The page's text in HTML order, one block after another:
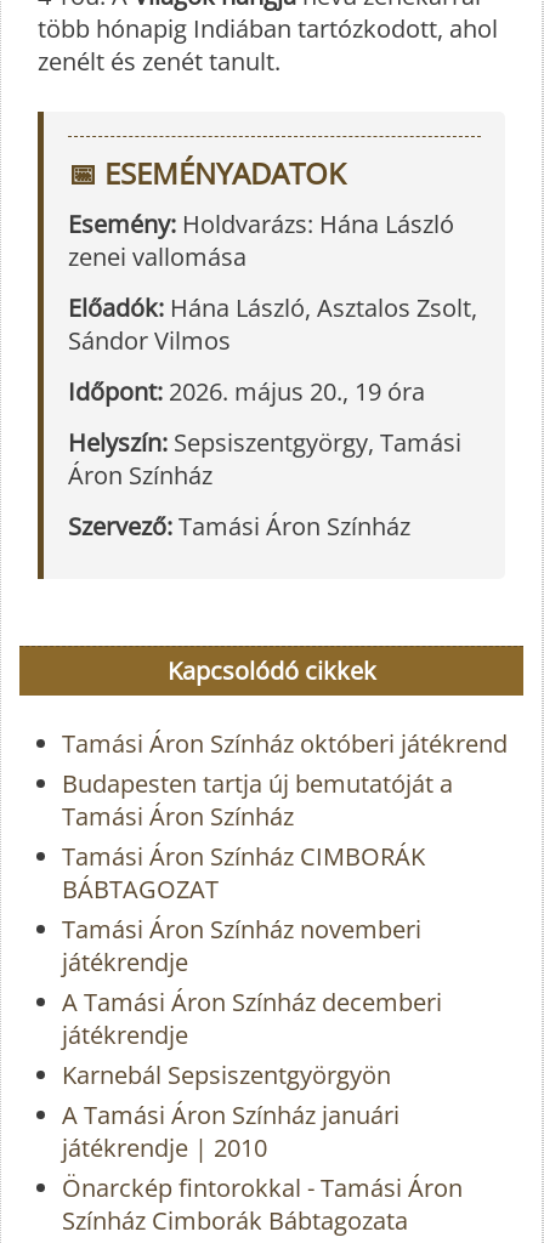
több hónapig Indiában tartózkodott, ahol
zenélt és zenét tanult.
📅 ESEMÉNYADATOK
Esemény: Holdvarázs: Hána László
zenei vallomása
Előadók: Hána László, Asztalos Zsolt,
Sándor Vilmos
Időpont: 2026. május 20., 19 óra
Helyszín: Sepsiszentgyörgy, Tamási
Áron Színház
Szervező:Tamási Áron Színház
Kapcsolódó cikkek
Tamási Áron Színház októberi játékrend
Budapesten tartja új bemutatóját a
Tamási Áron Színház
Tamási Áron Színház CIMBORÁK
BÁBTAGOZAT
Tamási Áron Színház novemberi
játékrendje
A Tamási Áron Színház decemberi
játékrendje
Karnebál Sepsiszentgyörgyön
A Tamási Áron Színház januári
játékrendje | 2010
Önarckép fintorokkal - Tamási Áron
Színház Cimborák Bábtagozata